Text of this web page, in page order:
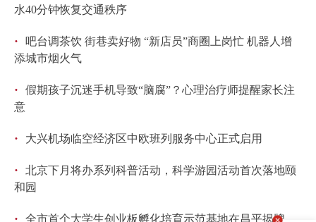
水40分钟恢复交通秩序
·
吧台调茶饮 街巷卖好物 “新店员”商圈上岗忙 机器人增
添城市烟火气
·
假期孩子沉迷手机导致“脑腐”？心理治疗师提醒家长注
意
· 大兴机场临空经济区中欧班列服务中心正式启用
·
北京下月将办系列科普活动，科学游园活动首次落地颐
和园
· 全市首个大学生创业板孵化培育示范基地在昌平揭牌